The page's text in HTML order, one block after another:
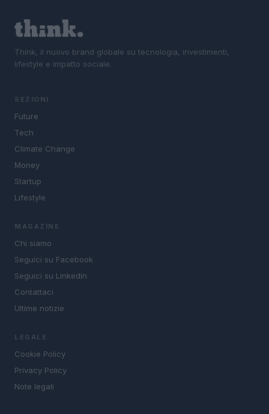
Think, il nuovo brand globale su tecnologia, investimenti,
lifestyle e impatto sociale.
SEZIONI
Future
Tech
Climate Change
Money
Startup
Lifestyle
MAGAZINE
Chi siamo
Seguici su Facebook
Seguici su Linkedin
Contattaci
Ultime notizie
LEGALE
Cookie Policy
Privacy Policy
Note legali